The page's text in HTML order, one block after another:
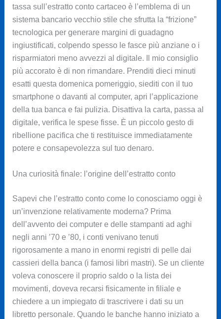
tassa sull’estratto conto cartaceo è l’emblema di un
sistema bancario vecchio stile che sfrutta la “frizione”
tecnologica per generare margini di guadagno
ingiustificati, colpendo spesso le fasce più anziane o i
risparmiatori meno avvezzi al digitale. Il mio consiglio
più accorato è di non rimandare. Prenditi dieci minuti
esatti questa domenica pomeriggio, siediti con il tuo
smartphone o davanti al computer, apri l’applicazione
della tua banca e fai pulizia. Disattiva la carta, passa al
digitale, verifica le spese fisse. È un piccolo gesto di
ribellione pacifica che ti restituisce immediatamente
potere e consapevolezza sul tuo denaro.
Una curiosità finale: l’origine dell’estratto conto
Sapevi che l’estratto conto come lo conosciamo oggi è
un’invenzione relativamente moderna? Prima
dell’avvento dei computer e delle stampanti ad aghi
negli anni ’70 e ’80, i conti venivano tenuti
rigorosamente a mano in enormi registri di pelle dai
cassieri della banca (i famosi libri mastri). Se un cliente
voleva conoscere il proprio saldo o la lista dei
movimenti, doveva recarsi fisicamente in filiale e
chiedere a un impiegato di trascrivere i dati su un
libretto personale. Quando le banche hanno iniziato a